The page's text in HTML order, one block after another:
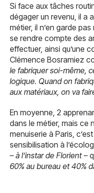
Si face aux tâches
dégager un revenu, il a
métier, il n’en garde
se rendre compte des
effectuer, ainsi qu’une
Clémence Bosramiez
le fabriquer soi-même,
logique. Quand on
aux matériaux, on va
En moyenne, 2
dans le métier, mais ce
menuiserie à Paris,
sensibilisation à
– à l’instar de Florient–
60% au bureau et 40%